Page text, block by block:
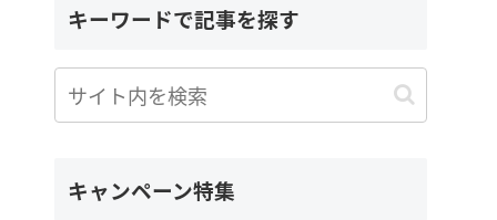
キーワードで記事を探す
キャンペーン特集